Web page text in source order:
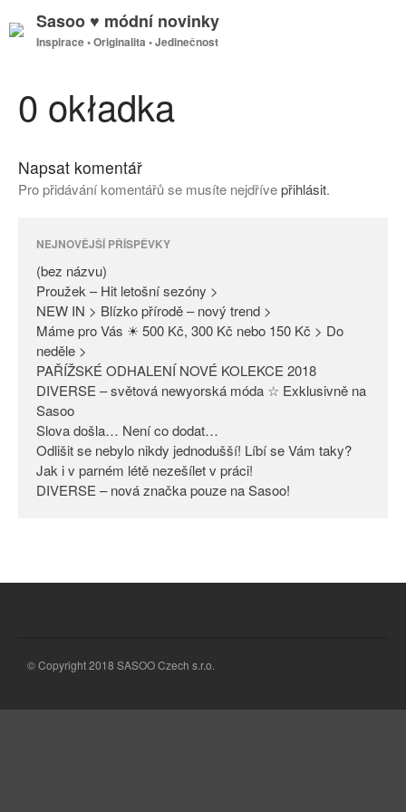
Proužek – Hit letošní sezóny >
Kč nebo 150 Kč > Do neděle >
PAŘÍŽSKÉ ODHALENÍ NOVÉ
KOLEKCE 2018
móda ☆ Exklusivně na Sasoo
Odlišit se nebylo nikdy
jednodušší! Líbí se Vám taky?
Jak i v parném létě nezešílet v
práci!
Sasoo ♥ módní novinky
Inspirace • Originalita • Jedinečnost
0 okładka
Napsat komentář
Pro přidávání komentářů se musíte nejdřívepřihlásit.
NEJNOVĚJŠÍ PŘÍSPĚVKY
(bez názvu)
Proužek – Hit letošní sezóny >
NEW IN > Blízko přírodě – nový trend >
Máme pro Vás ☀ 500 Kč, 300 Kč nebo 150 Kč > Do
neděle >
PAŘÍŽSKÉ ODHALENÍ NOVÉ KOLEKCE 2018
DIVERSE – světová newyorská móda ☆ Exklusivně na
Sasoo
Slova došla… Není co dodat…
Odlišit se nebylo nikdy jednodušší! Líbí se Vám taky?
Jak i v parném létě nezešílet v práci!
DIVERSE – nová značka pouze na Sasoo!
© Copyright 2018 SASOO Czech s.r.o.